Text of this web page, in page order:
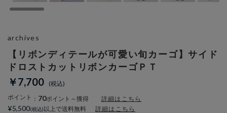
【リボンディテールが可愛い旬カーゴ】サイド
ドロストカットリボンカーゴＰＴ
￥7,700
ポイント ： 70ポイント～獲得 詳細はこちら
archives
¥5,500 以上で送料無料 詳細はこちら